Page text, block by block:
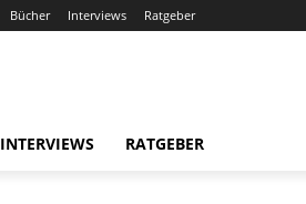
Bücher Interviews Ratgeber
INTERVIEWS RATGEBER